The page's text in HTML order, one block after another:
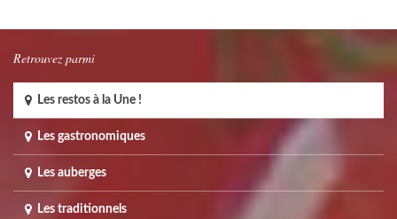
Retrouvez parmi
Les restos à la Une !
Les gastronomiques
Les auberges
Les traditionnels